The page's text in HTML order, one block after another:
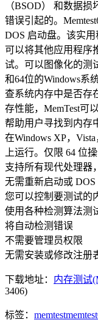
（BSOD） 和数据
错误引起的。
DOS 启动盘。该实
可以将其他应用程序
试。可以图像化的测
和64位的Windows系
查系统内存中是否存
存性能，MemTest可
帮助用户寻找到内存
在Windows XP，
上运行。仅限 64 位
支持所有现代处理器
无需重新启动或 DOS
您可以控制要测试的
使用各种检测算法测
将自动检测错误
不需要管理员权限
无需安装或修改注册
下载地址： 内存测试
3406)
标签： memtest